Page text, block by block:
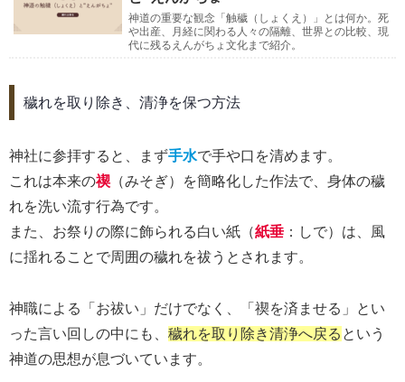
神道の重要な観念「触穢（しょくえ）」とは何か。死
や出産、月経に関わる人々の隔離、世界との比較、現
代に残るえんがちょ文化まで紹介。
穢れを取り除き、清浄を保つ方法
神社に参拝すると、まず手水で手や口を清めます。
これは本来の禊 （みそぎ）を簡略化した作法で、身体の穢
れを洗い流す行為です。
また、お祭りの際に飾られる白い紙（紙垂 ：しで）は、風
に揺れることで周囲の穢れを祓うとされます。
神職による「お祓い」だけでなく、「禊を済ませる」とい
った言い回しの中にも、 穢れを取り除き清浄へ戻る という
神道の思想が息づいています。